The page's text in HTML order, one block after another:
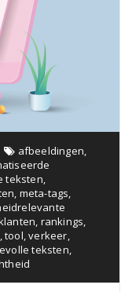
afbeeldingen,
teksten,
, meta-tags,
, rankings,
,tool,verkeer,
teksten,